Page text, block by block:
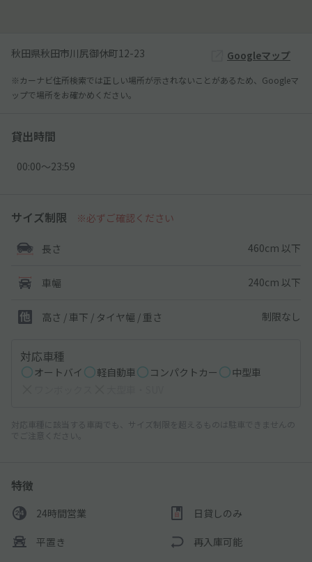
秋田県秋田市川尻御休町12-23 Googleマップ
※カーナビ住所検索では正しい場所が示されないことがあるため、Googleマ
ップで場所をお確かめください。
貸出時間
00:00〜23:59
サイズ制限 ※必ずご確認ください
長さ 460cm 以下
車幅 240cm 以下
高さ / 車下 / タイヤ幅 / 重さ 制限なし
対応車種
オートバイ 軽自動車 コンパクトカー
中型車
対応車種に該当する車両でも、サイズ制限を超えるものは駐車できませんの
でご注意ください。
特徴
24時間営業 日貸しのみ
平置き 再入庫可能